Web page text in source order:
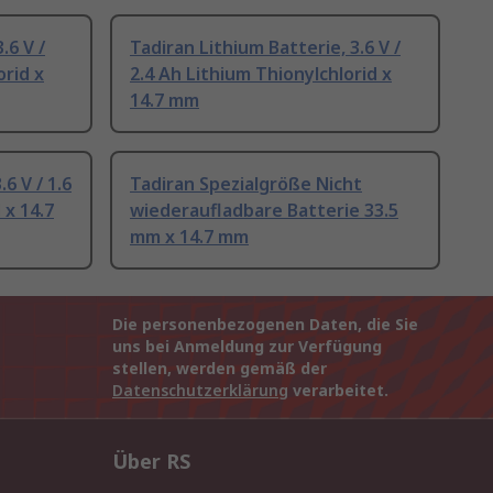
V /
x
Tadiran Lithium Batterie, 3.6 V /
2.4 Ah Lithium Thionylchlorid x
14.7 mm
V / 1.6
14.7
Tadiran Spezialgröße Nicht
wiederaufladbare Batterie 33.5
mm x 14.7 mm
Die personenbezogenen Daten, die Sie
uns bei Anmeldung zur Verfügung
stellen, werden gemäß der
Datenschutzerklärung verarbeitet.
Über RS